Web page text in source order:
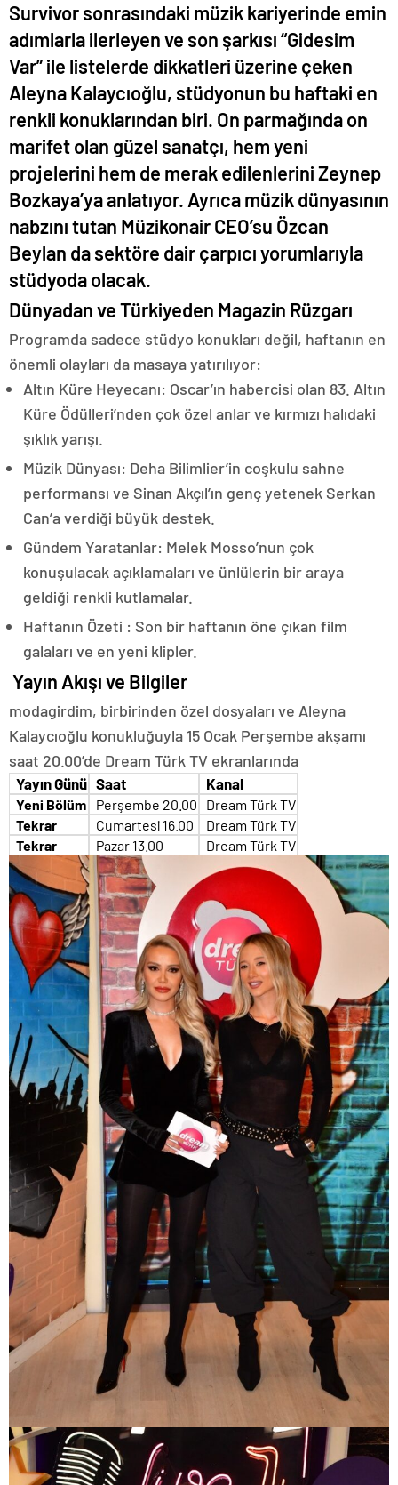
Survivor sonrasındaki müzik kariyerinde emin
adımlarla ilerleyen ve son şarkısı “Gidesim
Var” ile listelerde dikkatleri üzerine çeken
Aleyna Kalaycıoğlu, stüdyonun bu haftaki en
renkli konuklarından biri. On parmağında on
marifet olan güzel sanatçı, hem yeni
projelerini hem de merak edilenlerini Zeynep
Bozkaya’ya anlatıyor. Ayrıca müzik dünyasının
nabzını tutan Müzikonair CEO’su Özcan
Beylan da sektöre dair çarpıcı yorumlarıyla
stüdyoda olacak.
Dünyadan ve Türkiyeden Magazin Rüzgarı
Programda sadece stüdyo konukları değil, haftanın en
önemli olayları da masaya yatırılıyor:
Altın Küre Heyecanı: Oscar’ın habercisi olan 83. Altın
Küre Ödülleri’nden çok özel anlar ve kırmızı halıdaki
şıklık yarışı.
Müzik Dünyası: Deha Bilimlier’in coşkulu sahne
performansı ve Sinan Akçıl’ın genç yetenek Serkan
Can’a verdiği büyük destek.
Gündem Yaratanlar: Melek Mosso’nun çok
konuşulacak açıklamaları ve ünlülerin bir araya
geldiği renkli kutlamalar.
Haftanın Özeti : Son bir haftanın öne çıkan film
galaları ve en yeni klipler.
Yayın Akışı ve Bilgiler
modagirdim, birbirinden özel dosyaları ve Aleyna
Kalaycıoğlu konukluğuyla 15 Ocak Perşembe akşamı
saat 20.00’de Dream Türk TV ekranlarında
Yayın Günü Saat Kanal
Yeni Bölüm Perşembe 20.00
Dream Türk TV
Tekrar
Cumartesi 16.00
Dream Türk TV
Tekrar
Pazar 13.00 Dream Türk TV